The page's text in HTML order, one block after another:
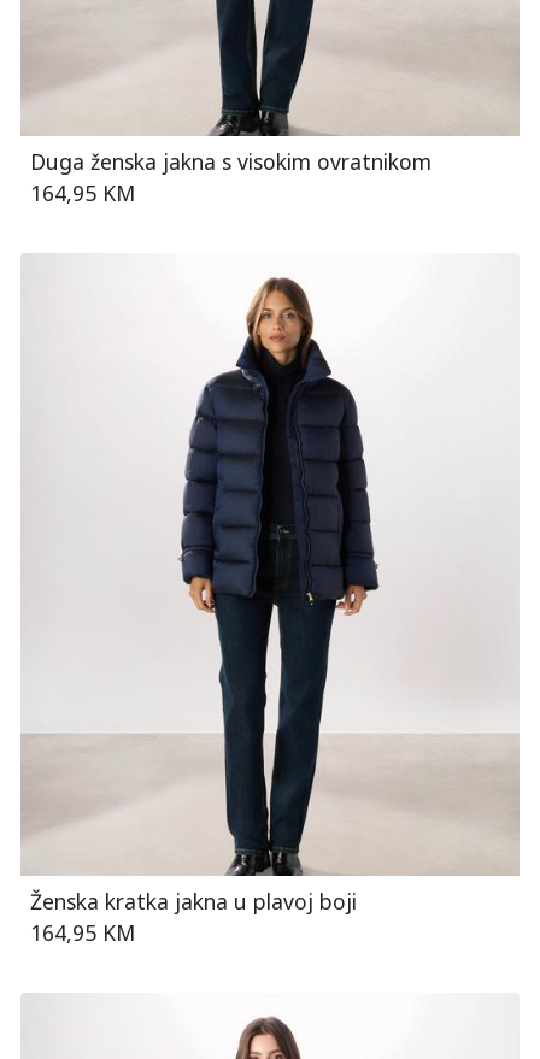
Duga ženska jakna s visokim ovratnikom
164,95 KM
Ženska kratka jakna u plavoj boji
164,95 KM